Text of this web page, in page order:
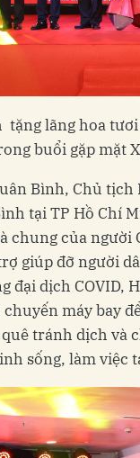
tặng lãng hoa
buổi gặp mặt
Bình, Chủ tịch
tại TP Hồ Chí
chung của người
giúp đỡ người
đại dịch COVID,
máy bay
quê tránh dịch và
sống, làm việc